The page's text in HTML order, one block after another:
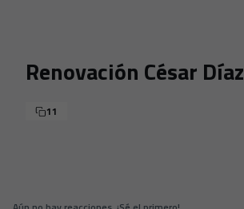
Renovación César Díaz
11